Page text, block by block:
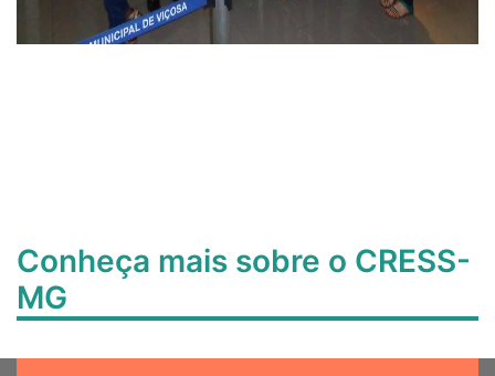
Conheça mais sobre o CRESS-
MG